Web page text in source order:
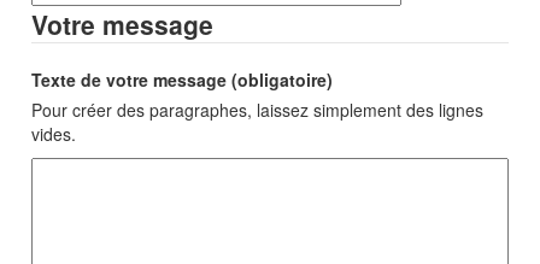
Votre message
Texte de votre message (obligatoire)
Pour créer des paragraphes, laissez simplement des lignes
vides.